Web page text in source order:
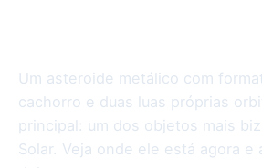
Um asteroide metálico com
cachorro e duas luas próprias
principal: um dos objetos mais
Solar. Veja onde ele está agora e